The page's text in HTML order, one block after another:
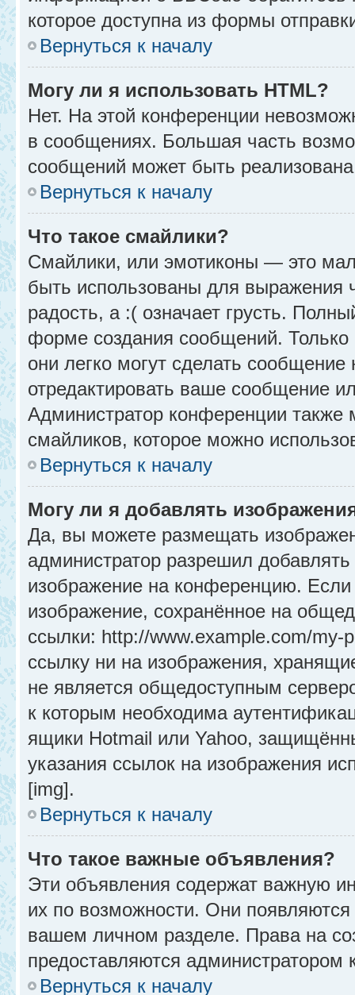
которое доступна из формы
Вернуться к началу
Могу ли я использовать HTML?
Нет. На этой конференции
в сообщениях. Большая часть
сообщений может быть
Вернуться к началу
Что такое смайлики?
Смайлики, или эмотиконы — это
быть использованы для выражения
радость, а :( означает грусть.
форме создания сообщений. Только
они легко могут сделать
отредактировать ваше сообщение
Администратор конференции также
смайликов, которое можно
Вернуться к началу
Могу ли я добавлять
Да, вы можете размещать
администратор разрешил
изображение на конференцию.
изображение, сохранённое на
ссылки: http://www.example.com/
ссылку ни на изображения,
не является общедоступным
к которым необходима
ящики Hotmail или Yahoo,
указания ссылок на изображения
[img].
Вернуться к началу
Что такое важные объявления?
Эти объявления содержат важную
их по возможности. Они
вашем личном разделе. Права на
предоставляются администратором
Вернуться к началу